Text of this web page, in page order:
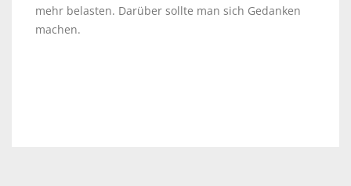
mehr belasten. Darüber sollte man sich Gedanken
machen.